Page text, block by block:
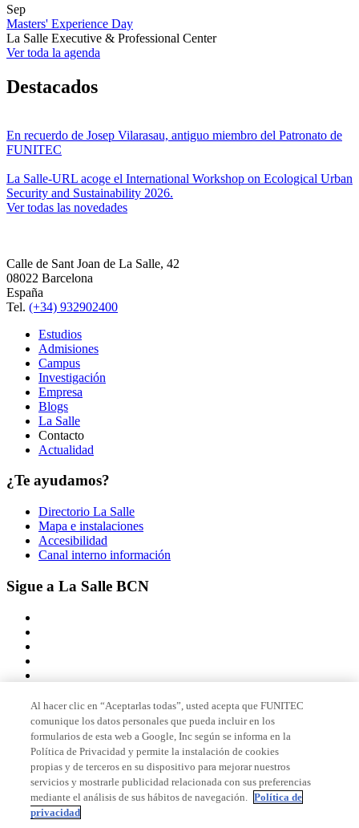
Sep
Masters' Experience Day
La Salle Executive & Professional Center
Ver toda la agenda
Destacados
En recuerdo de Josep Vilarasau, antiguo miembro del Patronato de
FUNITEC
La Salle-URL acoge el International Workshop on Ecological Urban
Security and Sustainability 2026.
Ver todas las novedades
Calle de Sant Joan de La Salle, 42
08022 Barcelona
España
Tel. (+34) 932902400
Estudios
Admisiones
Campus
Investigación
Empresa
Blogs
La Salle
Contacto
Actualidad
¿Te ayudamos?
Directorio La Salle
Mapa e instalaciones
Accesibilidad
Canal interno información
Sigue a La Salle BCN
Miembro de
Acreditaciones
Al hacer clic en “Aceptarlas todas”, usted acepta que FUNITEC
comunique los datos personales que pueda incluir en los
formularios de esta web a Google, Inc según se informa en la
Política de Privacidad y permite la instalación de cookies
propias y de terceros en su dispositivo para mejorar nuestros
servicios y mostrarle publicidad relacionada con sus preferencias
mediante el análisis de sus hábitos de navegación. Política de
privacidad